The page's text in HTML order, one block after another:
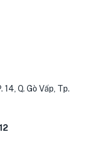
Q. Gò Vấp, Tp.